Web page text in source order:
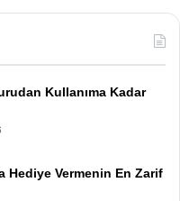
Kullanıma Kadar
Hediye Vermenin En Zarif